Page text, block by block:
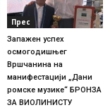
Прес
Запажен успех
осмогодишњег
Вршчанина на
манифестацији „Дани
ромске музике“ БРОНЗА
ЗА ВИОЛИНИСТУ